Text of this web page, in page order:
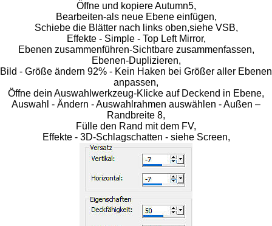
Öffne und kopiere Autumn5,
Bearbeiten-als neue Ebene einfügen,
Schiebe die Blätter nach links oben,siehe VSB,
Effekte - Simple - Top Left Mirror,
Ebenen zusammenführen-Sichtbare zusammenfassen,
Ebenen-Duplizieren,
Bild - Größe ändern 92% - Kein Haken bei Größer aller Ebenen
anpassen,
Öffne dein Auswahlwerkzeug-Klicke auf Deckend in Ebene,
Auswahl - Ändern - Auswahlrahmen auswählen - Außen –
Randbreite 8,
Fülle den Rand mit dem FV,
Effekte - 3D-Schlagschatten - siehe Screen,